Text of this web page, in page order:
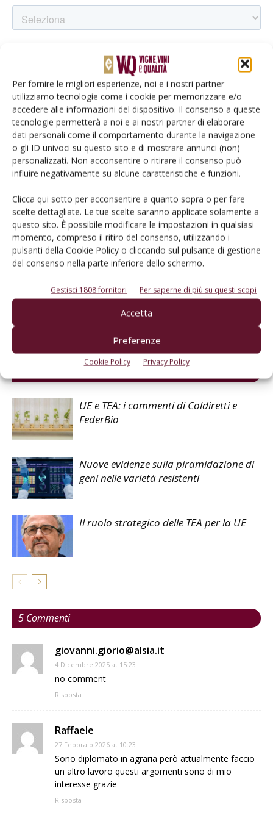
Per fornire le migliori esperienze, noi e i nostri partner
utilizziamo tecnologie come i cookie per memorizzare e/o
accedere alle informazioni del dispositivo. Il consenso a queste
tecnologie permetterà a noi e ai nostri partner di elaborare
dati personali come il comportamento durante la navigazione
o gli ID univoci su questo sito e di mostrare annunci (non)
personalizzati. Non acconsentire o ritirare il consenso può
influire negativamente su alcune caratteristiche e funzioni.
Clicca qui sotto per acconsentire a quanto sopra o per fare
scelte dettagliate. Le tue scelte saranno applicate solamente a
questo sito. È possibile modificare le impostazioni in qualsiasi
momento, compreso il ritiro del consenso, utilizzando i
pulsanti della Cookie Policy o cliccando sul pulsante di gestione
del consenso nella parte inferiore dello schermo.
Gestisci 1808 fornitori Per saperne di più su questi scopi
Accetta
Preferenze
Cookie Policy Privacy Policy
TAG geni S miglioramento genetico Piwi
Tea
variabilità somaclonale
UE e TEA: i commenti di Coldiretti e
FederBio
Nuove evidenze sulla piramidazione di
geni nelle varietà resistenti
Il ruolo strategico delle TEA per la UE
5 Commenti
giovanni.giorio@alsia.it
4 Dicembre 2025 at 15:23
no comment
Risposta
Raffaele
27 Febbraio 2026 at 10:23
Sono diplomato in agraria però attualmente faccio
un altro lavoro questi argomenti sono di mio
interesse grazie
Risposta